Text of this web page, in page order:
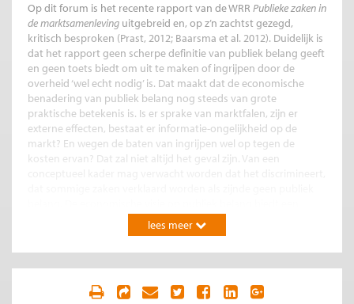
Op dit forum is het recente rapport van de WRR Publieke zaken in
de marktsamenleving uitgebreid en, op z’n zachtst gezegd,
kritisch besproken (Prast, 2012; Baarsma et al. 2012). Duidelijk is
dat het rapport geen scherpe definitie van publiek belang geeft
en geen toets biedt om uit te maken ofingrijpen door de
overheid ‘wel echt nodig’ is. Dat maakt dat de economische
benadering van publiek belang nog steeds van grote
praktische betekenis is. Is er sprake van marktfalen, zijn er
externe effecten, bestaat er informatie-ongelijkheid op de
markt? En wegen de baten van ingrijpen wel op tegen de
kosten ervan? Dat zal niet altijd het geval zijn. Van een
kader voor het beantwoorden van de praktische ‘of-vraag’: of
ingrijpen in de markt te rechtvaardigen is.
Publieke belangen in de kinderopvang:
Toepassing van dit kader op de kinderopvang levert een
verrassend resultaat: het publieke belang in de kinderopvang
lees meer